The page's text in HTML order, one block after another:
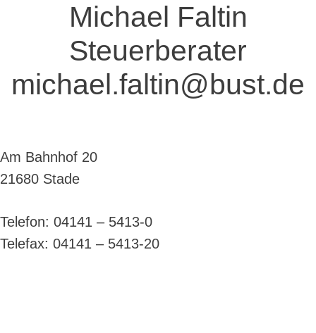
Michael Faltin
Steuerberater
michael.faltin@bust.de
Am Bahnhof 20
21680 Stade
Telefon: 04141 – 5413-0
Telefax: 04141 – 5413-20